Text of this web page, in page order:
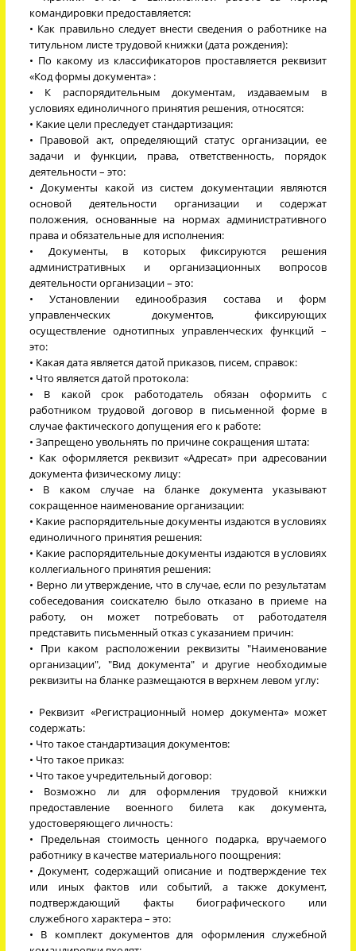
командировки предоставляется:
• Как правильно следует внести сведения о работнике на
титульном листе трудовой книжки (дата рождения):
• По какому из классификаторов проставляется реквизит
«Код формы документа» :
• К распорядительным документам, издаваемым в
условиях единоличного принятия решения, относятся:
• Какие цели преследует стандартизация:
• Правовой акт, определяющий статус организации, ее
задачи и функции, права, ответственность, порядок
деятельности – это:
• Документы какой из систем документации являются
основой деятельности организации и содержат
положения, основанные на нормах административного
права и обязательные для исполнения:
• Документы, в которых фиксируются решения
административных и организационных вопросов
деятельности организации – это:
• Установлении единообразия состава и форм
управленческих документов, фиксирующих
осуществление однотипных управленческих функций –
это:
• Какая дата является датой приказов, писем, справок:
• Что является датой протокола:
• В какой срок работодатель обязан оформить с
работником трудовой договор в письменной форме в
случае фактического допущения его к работе:
• Запрещено увольнять по причине сокращения штата:
• Как оформляется реквизит «Адресат» при адресовании
документа физическому лицу:
• В каком случае на бланке документа указывают
сокращенное наименование организации:
• Какие распорядительные документы издаются в условиях
единоличного принятия решения:
• Какие распорядительные документы издаются в условиях
коллегиального принятия решения:
• Верно ли утверждение, что в случае, если по результатам
собеседования соискателю было отказано в приеме на
работу, он может потребовать от работодателя
представить письменный отказ с указанием причин:
• При каком расположении реквизиты "Наименование
организации", "Вид документа" и другие необходимые
реквизиты на бланке размещаются в верхнем левом углу:
• Реквизит «Регистрационный номер документа» может
содержать:
• Что такое стандартизация документов:
• Что такое приказ:
• Что такое учредительный договор:
• Возможно ли для оформления трудовой книжки
предоставление военного билета как документа,
удостоверяющего личность:
• Предельная стоимость ценного подарка, вручаемого
работнику в качестве материального поощрения:
• Документ, содержащий описание и подтверждение тех
или иных фактов или событий, а также документ,
подтверждающий факты биографического или
служебного характера – это:
• В комплект документов для оформления служебной